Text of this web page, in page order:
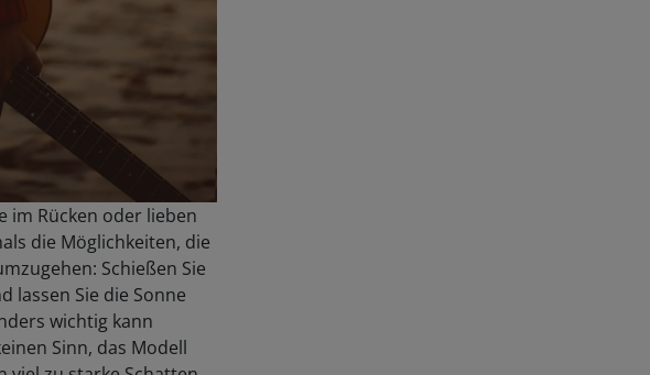
im Rücken oder lieben
die Möglichkeiten, die
Schießen Sie
lassen Sie die Sonne
wichtig kann
Sinn, das Modell
zu starke Schatten,